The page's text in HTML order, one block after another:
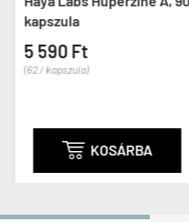
kapszula
5 590 Ft
(62 / kapszula)
 KOSÁRBA